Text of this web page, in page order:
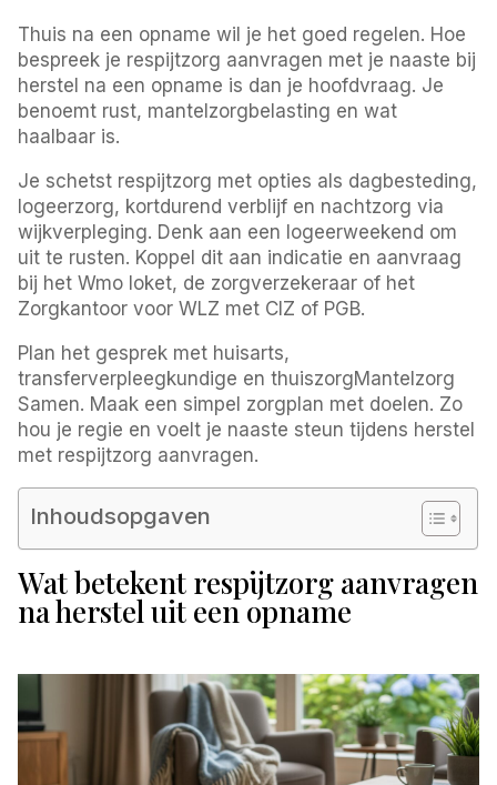
Thuis na een opname wil je het goed regelen. Hoe
bespreek je respijtzorg aanvragen met je naaste bij
herstel na een opname is dan je hoofdvraag. Je
benoemt rust, mantelzorgbelasting en wat
haalbaar is.
Je schetst respijtzorg met opties als dagbesteding,
logeerzorg, kortdurend verblijf en nachtzorg via
wijkverpleging. Denk aan een logeerweekend om
uit te rusten. Koppel dit aan indicatie en aanvraag
bij het Wmo loket, de zorgverzekeraar of het
Zorgkantoor voor WLZ met CIZ of PGB.
Plan het gesprek met huisarts,
transferverpleegkundige en thuiszorgMantelzorg
Samen. Maak een simpel zorgplan met doelen. Zo
hou je regie en voelt je naaste steun tijdens herstel
met respijtzorg aanvragen.
Inhoudsopgaven
Wat betekent respijtzorg aanvragen
na herstel uit een opname